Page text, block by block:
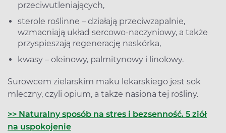
przeciwutleniających,
sterole roślinne – działają przeciwzapalnie,
wzmacniają układ sercowo-naczyniowy, a także
przyspieszają regenerację naskórka,
kwasy – oleinowy, palmitynowy i linolowy.
Surowcem zielarskim maku lekarskiego jest sok
mleczny, czyli opium, a także nasiona tej rośliny.
>> Naturalny sposób na stres i bezsenność. 5 ziół
na uspokojenie